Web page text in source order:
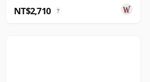
NT$2,710 ?